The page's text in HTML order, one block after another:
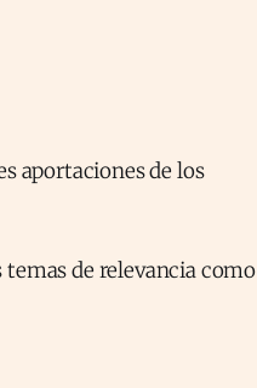
aportaciones de los
temas de relevancia como